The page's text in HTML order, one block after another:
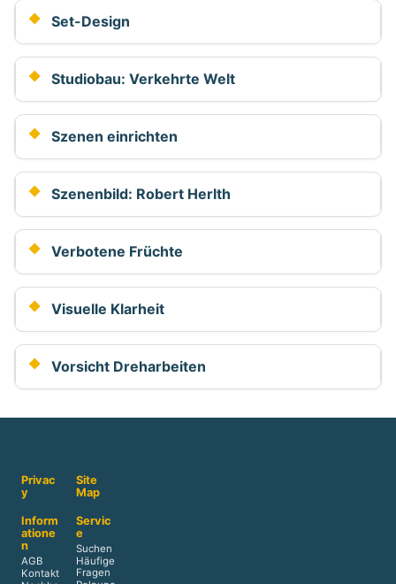
Set-Design
Studiobau: Verkehrte Welt
Szenen einrichten
Szenenbild: Robert Herlth
Verbotene Früchte
Visuelle Klarheit
Vorsicht Dreharbeiten
Privac
y
Site
Map
Inform
atione
n
AGB
Kontakt
Servic
e
Suchen
Häufige
Fragen